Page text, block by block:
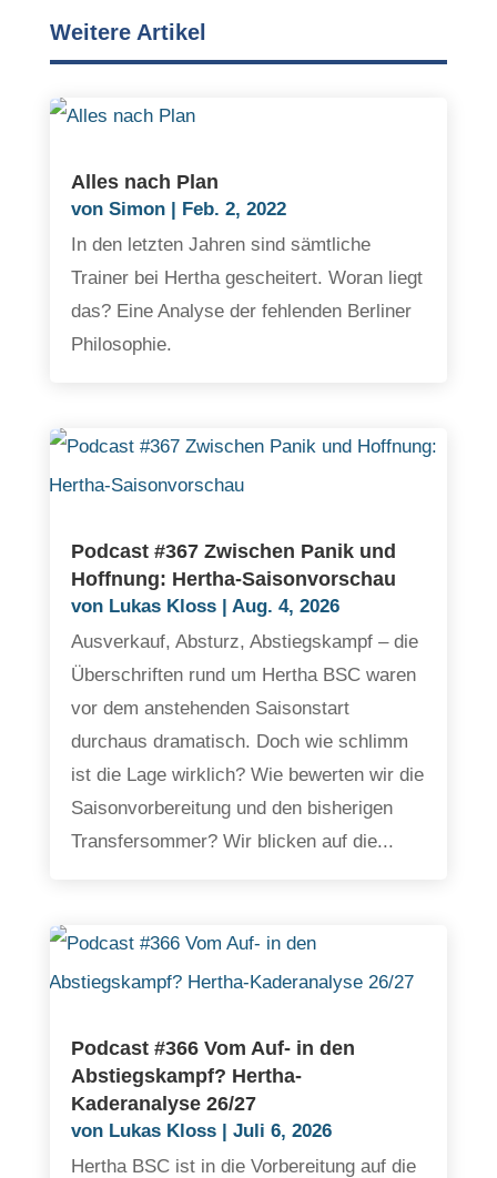
Weitere Artikel
Alles nach Plan
von Simon| Feb. 2, 2022
In den letzten Jahren sind sämtliche
Trainer bei Hertha gescheitert. Woran liegt
das? Eine Analyse der fehlenden Berliner
Philosophie.
Podcast #367 Zwischen Panik und
Hoffnung: Hertha-Saisonvorschau
von Lukas Kloss| Aug. 4, 2026
Ausverkauf, Absturz, Abstiegskampf – die
Überschriften rund um Hertha BSC waren
vor dem anstehenden Saisonstart
durchaus dramatisch. Doch wie schlimm
ist die Lage wirklich? Wie bewerten wir die
Saisonvorbereitung und den bisherigen
Transfersommer? Wir blicken auf die...
Podcast #366 Vom Auf- in den
Abstiegskampf? Hertha-
Kaderanalyse 26/27
von Lukas Kloss| Juli 6, 2026
Hertha BSC ist in die Vorbereitung auf die